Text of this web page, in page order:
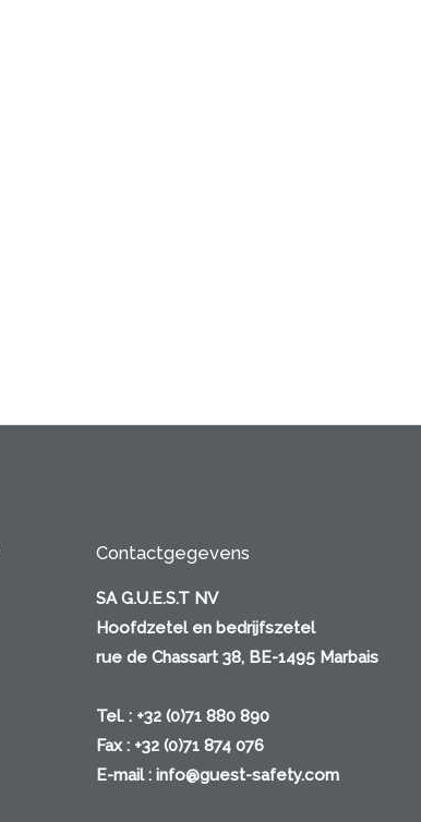
Contactgegevens
SA G.U.E.S.T NV
Hoofdzetel en bedrijfszetel
rue de Chassart 38, BE-1495 Marbais
Tel. : +32 (0)71 880 890
Fax : +32 (0)71 874 076
E-mail : info@guest-safety.com